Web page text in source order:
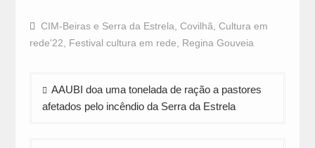
Facebook
(Opens
in
new
WhatsApp
(Opens
in
new
Twitter
(Opens
new
CIM-Beiras e Serra da Estrela Covilhã Cultura em
rede'22
Festival cultura em rede Regina Gouveia
Navegação
de
AAUBI doa uma tonelada de ração a pastores
afetados pelo incêndio da Serra da Estrela